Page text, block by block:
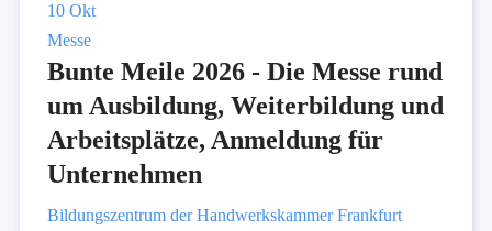
10 Okt
Messe
Bunte Meile 2026 - Die Messe rund
um Ausbildung, Weiterbildung und
Arbeitsplätze, Anmeldung für
Unternehmen
Bildungszentrum der Handwerkskammer Frankfurt